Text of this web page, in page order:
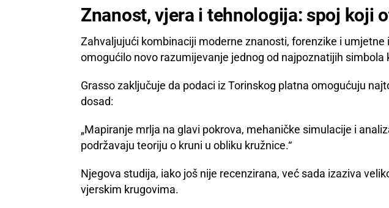
Znanost, vjera i tehnologija: spoj koji
Zahvaljujući kombinaciji moderne znanosti, forenzike i umjetne
omogućilo novo razumijevanje jednog od najpoznatijih simbola
Grasso zaključuje da podaci iz Torinskog platna omogućuju
dosad:
„Mapiranje mrlja na glavi pokrova, mehaničke simulacije i
podržavaju teoriju o kruni u obliku kružnice.“
Njegova studija, iako još nije recenzirana, već sada izaziva
vjerskim krugovima.